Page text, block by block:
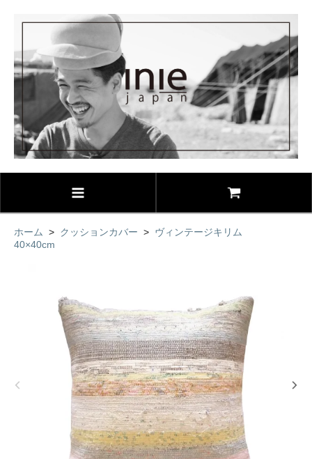
ホーム > クッションカバー > ヴィンテージキリム
40×40cm